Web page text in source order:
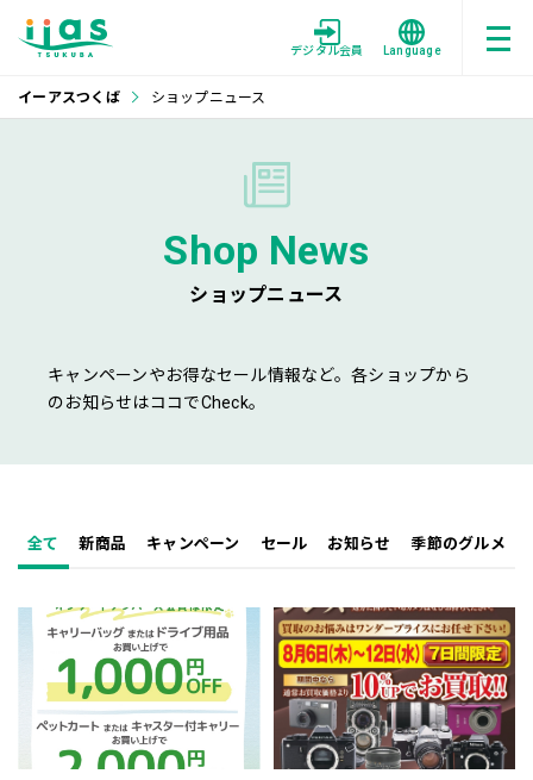
デジタル会員 Language
イーアスつくば ショップニュース
Shop News
ショップニュース
キャンペーンやお得なセール情報など。各ショップから
のお知らせはココでCheck。
全て 新商品 キャンペーン セール お知らせ 季節のグルメ